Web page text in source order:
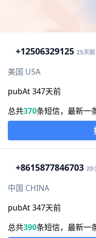
+12506329125 25天前
美国 USA
pubAt 347天前
总共370条短信，最新一
+8615877846703 20
中国 CHINA
pubAt 347天前
总共390条短信，最新一